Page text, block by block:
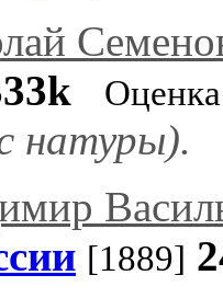
натуры).
[1889]